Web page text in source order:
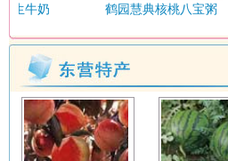
无
潍城老菜馆
瓦罐营养快餐
王婆炒鱼
生牛奶 鹤园慧典核桃八宝粥